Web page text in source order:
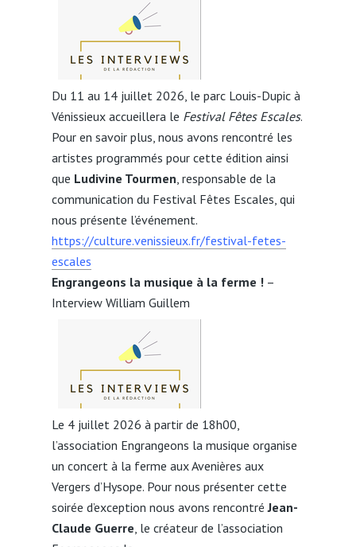
Du 11 au 14 juillet 2026, le parc Louis-Dupic à
Vénissieux accueillera le Festival Fêtes Escales.
Pour en savoir plus, nous avons rencontré les
artistes programmés pour cette édition ainsi
que Ludivine Tourmen, responsable de la
communication du Festival Fêtes Escales, qui
nous présente l’événement.
https://culture.venissieux.fr/festival-fetes-
escales
Engrangeons la musique à la ferme !–
Interview William Guillem
Le 4 juillet 2026 à partir de 18h00,
l’association Engrangeons la musique organise
un concert à la ferme aux Avenières aux
Vergers d’Hysope. Pour nous présenter cette
soirée d’exception nous avons rencontréJean-
Claude Guerre, le créateur de l’association